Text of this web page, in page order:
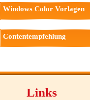
Windows Color Vorlagen
Contentempfehlung
Links